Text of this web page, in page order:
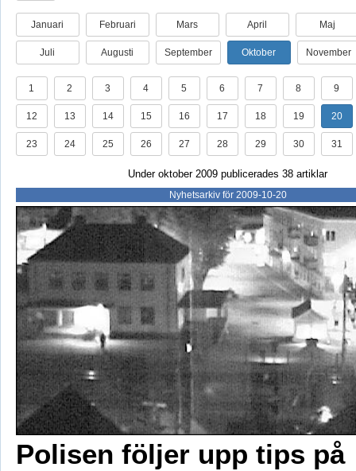
Januari Februari Mars April Maj
Juli Augusti September Oktober November
1 2 3 4 5 6 7 8 9
12 13 14 15 16 17 18 19 20
23 24 25 26 27 28 29 30 31
Under oktober 2009 publicerades 38 artiklar
Nyhetsarkiv för 2009-10-20
Polisen följer upp tips på